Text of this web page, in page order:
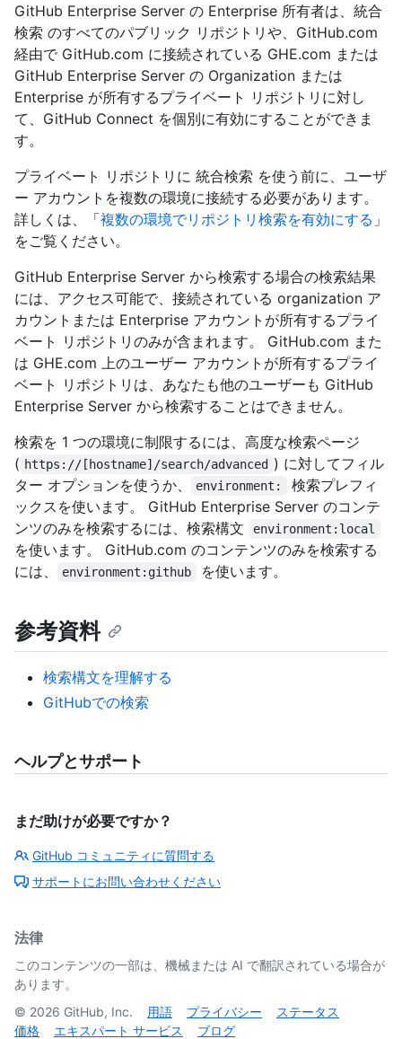
GitHub Enterprise Server の Enterprise 所有者は、統合
検索 のすべてのパブリック リポジトリや、GitHub.com
経由で GitHub.com に接続されている GHE.com または
GitHub Enterprise Server の Organization または
Enterprise が所有するプライベート リポジトリに対し
て、GitHub Connect を個別に有効にすることができま
す。
プライベート リポジトリに 統合検索 を使う前に、ユーザ
ー アカウントを複数の環境に接続する必要があります。
詳しくは、「複数の環境でリポジトリ検索を有効にする 」
をご覧ください。
GitHub Enterprise Server から検索する場合の検索結果
には、アクセス可能で、接続されている organization ア
カウントまたは Enterprise アカウントが所有するプライ
ベート リポジトリのみが含まれます。 GitHub.com また
は GHE.com 上のユーザー アカウントが所有するプライ
ベート リポジトリは、あなたも他のユーザーも GitHub
Enterprise Server から検索することはできません。
検索を 1 つの環境に制限するには、高度な検索ページ
( https://[hostname]/search/advanced ) に対してフィル
ター オプションを使うか、
environment:
検索プレフィ
ックスを使います。 GitHub Enterprise Server のコンテ
ンツのみを検索するには、検索構文
environment:local
を使います。 GitHub.com のコンテンツのみを検索する
には、
environment:github を使います。
参考資料
検索構文を理解する
GitHubでの検索
ヘルプとサポート
まだ助けが必要ですか？
GitHub コミュニティに質問する
サポートにお問い合わせください
法律
このコンテンツの一部は、機械または AI で翻訳されている場合が
あります。
© 2026 GitHub, Inc. 用語 プライバシー
ステータス
価格
エキスパート サービス ブログ